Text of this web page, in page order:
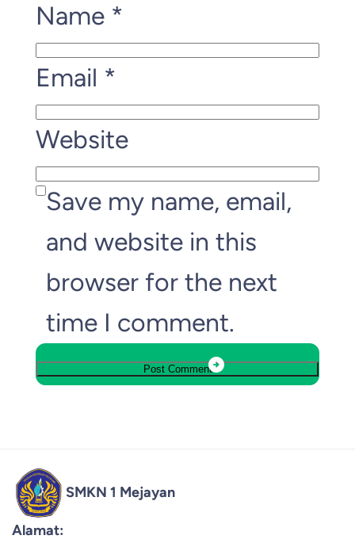
Name *
Email *
Website
Save my name, email,
and website in this
browser for the next
time I comment.
SMKN 1 Mejayan
Alamat: